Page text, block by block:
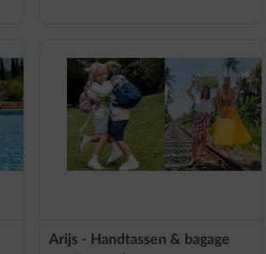
Arijs - Handtassen & bagage